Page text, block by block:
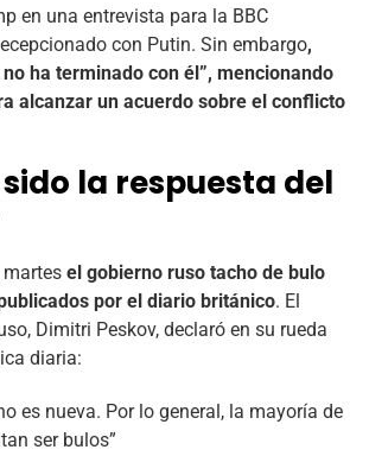
en una entrevista para la BBC
con Putin. Sin embargo,
ha terminado con él”, mencionando
alcanzar un acuerdo sobre el conflicto
la respuesta del
martes el gobierno ruso tacho de bulo
por el diario británico. El
Dimitri Peskov, declaró en su rueda
diaria:
es nueva. Por lo general, la mayoría de
ser bulos”